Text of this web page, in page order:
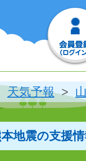
天気予報
地震の支援